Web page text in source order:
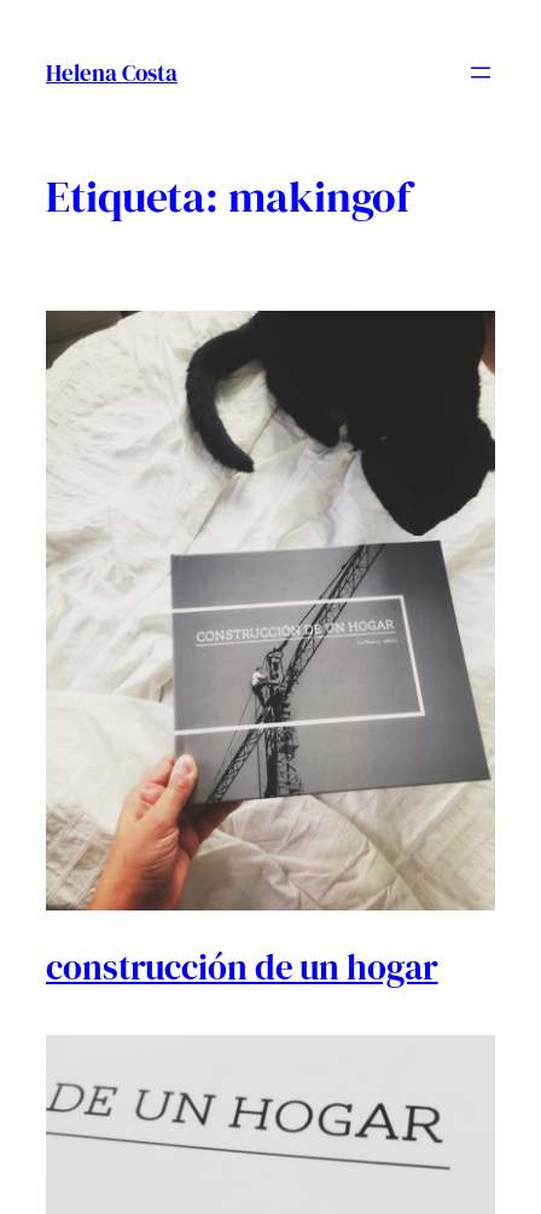
contingut
Helena Costa
Etiqueta: makingof
construcción de un hogar